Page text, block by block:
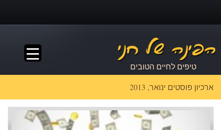
טיפים לחיים הטובים
ארכיון פוסטים ינואר, 2013